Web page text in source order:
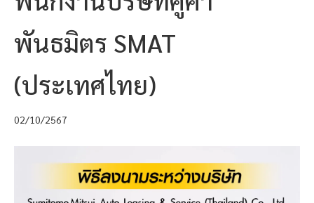
พันธมิตร SMAT
(ประเทศไทย)
02/10/2567